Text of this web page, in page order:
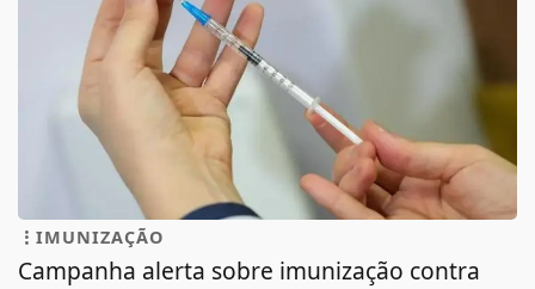
IMUNIZAÇÃO
Campanha alerta sobre imunização contra